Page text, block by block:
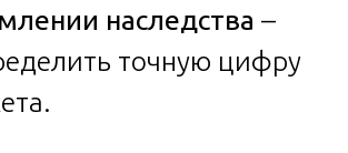
наследства –
точную цифру